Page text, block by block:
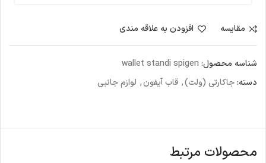
مقايسه افزودن به علاقه مندی
شناسه محصول: wallet standi spigen
دسته:جاکارتی (ولت), قاب آیفون, لوازم جانبی
محصولات مرتبط